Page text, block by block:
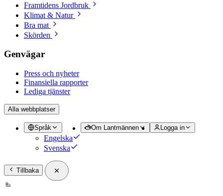
Framtidens Jordbruk
Klimat & Natur
Bra mat
Skörden
Genvägar
Press och nyheter
Finansiella rapporter
Lediga tjänster
Alla webbplatser
Språk
Engelska
Svenska
Om Lantmännen Logga in
Tillbaka